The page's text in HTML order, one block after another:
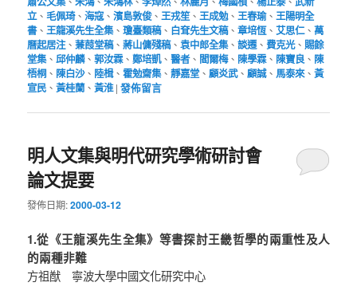
立、毛佩琦、海寇、濱島敦俊、王戎笙、王成勉、王春瑜、王陽明全
書、王龍溪先生全集、瓊臺類稿、 白耷先生文稿、章培恆、艾思仁、萬
曆起居注、蒹葭堂稿、蔣山傭殘稿、袁中郎全集、談遷、費克光、 賜餘
堂集、邱仲麟、郭汝霖、鄭培凱、醫者、 閻爾梅、 陳學霖、 陳寶良 、 陳
梧桐 、 陳白沙、 陸楫、霍勉齋集、靜嘉堂 、顧炎武、顧誠、 馬泰來、黃
宣民 、黃桂蘭、黃淮 |發佈留言
明人文集與明代研究學術研討會
論文提要
發佈日期:2000-03-12
1.從《王龍溪先生全集》等書探討王畿哲學的兩重性及人
的兩種非難
方祖猷 寧波大學中國文化研究中心